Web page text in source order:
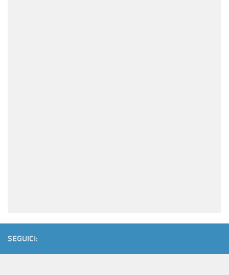
SEGUICI: